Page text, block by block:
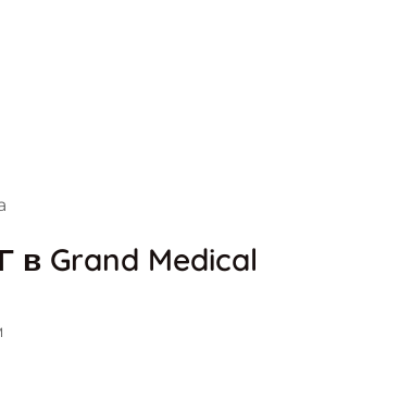
в Grand Medical